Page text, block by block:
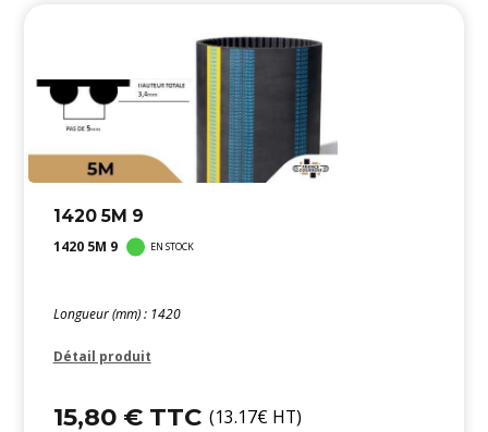
1420 5M 9
1420 5M 9 EN STOCK
Longueur (mm) : 1420
Détail produit
15,80 € TTC (13.17€ HT)